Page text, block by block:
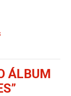
ÁLBUM